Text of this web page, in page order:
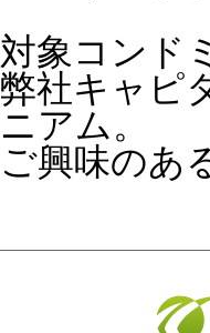
対象コンド
弊社キャピ
ニアム。
ご興味のあ